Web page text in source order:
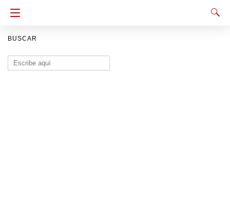
BUSCAR
Buscar: